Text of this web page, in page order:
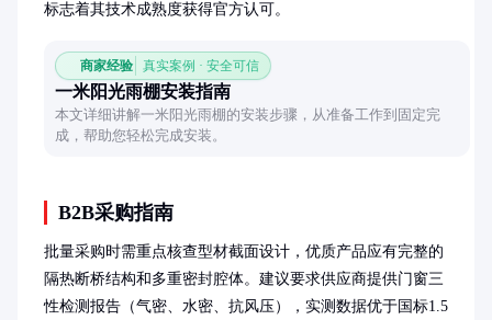
标志着其技术成熟度获得官方认可。
商家经验 真实案例 · 安全可信
一米阳光雨棚安装指南
本文详细讲解一米阳光雨棚的安装步骤，从准备工作到固定完
成，帮助您轻松完成安装。
B2B采购指南
批量采购时需重点核查型材截面设计，优质产品应有完整的
隔热断桥结构和多重密封腔体。建议要求供应商提供门窗三
性检测报告（气密、水密、抗风压），实测数据优于国标1.5